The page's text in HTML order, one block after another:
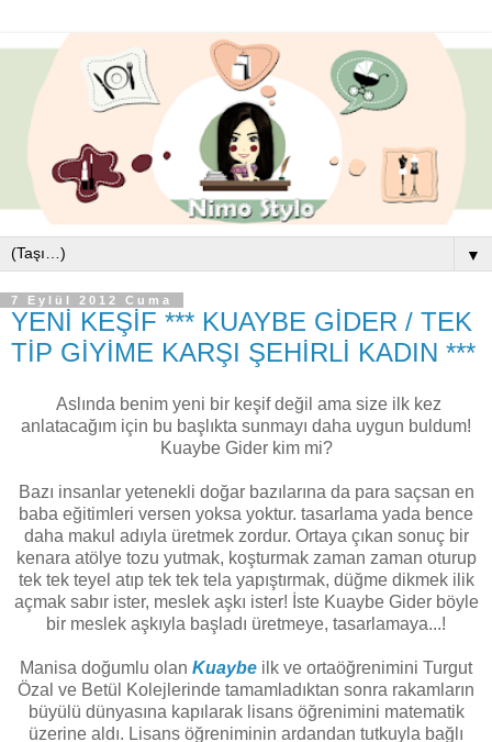
▼
7 Eylül 2012 Cuma
YENİ KEŞİF *** KUAYBE GİDER / TEK
TİP GİYİME KARŞI ŞEHİRLİ KADIN ***
Aslında benim yeni bir keşif değil ama size ilk kez
anlatacağım için bu başlıkta sunmayı daha uygun buldum!
Kuaybe Gider kim mi?
Bazı insanlar yetenekli doğar bazılarına da para saçsan en
baba eğitimleri versen yoksa yoktur. tasarlama yada bence
daha makul adıyla üretmek zordur. Ortaya çıkan sonuç bir
kenara atölye tozu yutmak, koşturmak zaman zaman oturup
tek tek teyel atıp tek tek tela yapıştırmak, düğme dikmek ilik
açmak sabır ister, meslek aşkı ister! İste Kuaybe Gider böyle
bir meslek aşkıyla başladı üretmeye, tasarlamaya...!
Manisa doğumlu olan Kuaybe ilk ve ortaöğrenimini Turgut
Özal ve Betül Kolejlerinde tamamladıktan sonra rakamların
büyülü dünyasına kapılarak lisans öğrenimini matematik
üzerine aldı. Lisans öğreniminin ardandan tutkuyla bağlı